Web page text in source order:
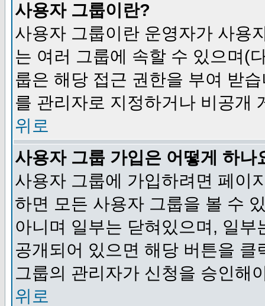
사용자 그룹이란?
사용자 그룹이란 운영자가 사용
는 여러 그룹에 속할 수 있으며(
룹은 해당 접근 권한을 부여 받
를 관리자로 지정하거나 비공개
위로
사용자 그룹 가입은 어떻게 하나
사용자 그룹에 가입하려면 페이
하면 모든 사용자 그룹을 볼 수
아니며 일부는 닫혀있으며, 일
공개되어 있으면 해당 버튼을
그룹의 관리자가 신청을 승인해
위로